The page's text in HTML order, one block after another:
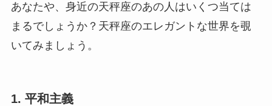
あなたや、身近の天秤座のあの人はいくつ当ては
まるでしょうか？天秤座のエレガントな世界を覗
いてみましょう。
1. 平和主義